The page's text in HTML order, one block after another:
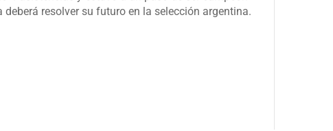
resolver su futuro en la selección argentina.